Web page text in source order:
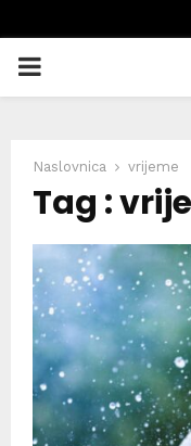
PRIMARY
Naslovnica vrijeme
Tag :